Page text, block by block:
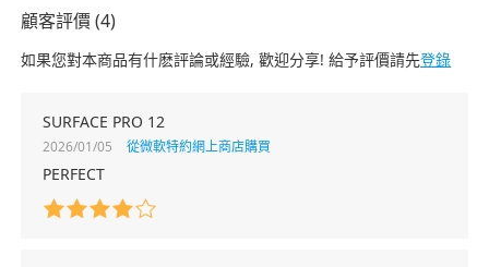
顧客評價 (4)
如果您對本商品有什麽評論或經驗, 歡迎分享! 給予評價請先登錄
SURFACE PRO 12
2026/01/05 從微軟特約網上商店購買
PERFECT